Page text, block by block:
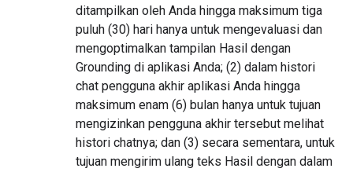
ditampilkan oleh Anda hingga maksimum tiga
puluh (30) hari hanya untuk mengevaluasi dan
mengoptimalkan tampilan Hasil dengan
Grounding di aplikasi Anda; (2) dalam histori
chat pengguna akhir aplikasi Anda hingga
maksimum enam (6) bulan hanya untuk tujuan
mengizinkan pengguna akhir tersebut melihat
histori chatnya; dan (3) secara sementara, untuk
tujuan mengirim ulang teks Hasil dengan dalam